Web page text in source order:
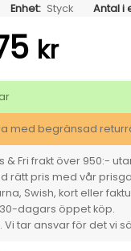
Enhet: Styck Antal i
kr
med begränsad
& Fri frakt över 950:-
rätt pris med vår
Swish, kort eller
dagars öppet köp.
Vi tar ansvar för det vi